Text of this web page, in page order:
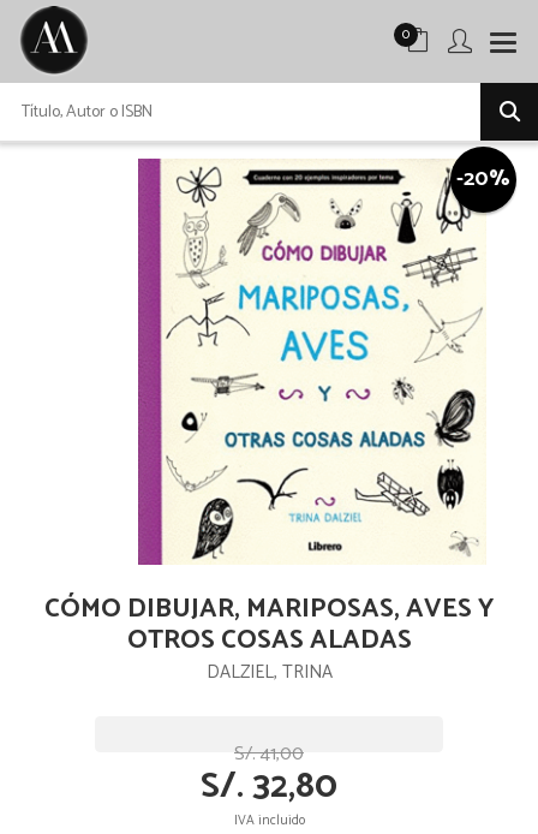
0
-20%
CÓMO DIBUJAR, MARIPOSAS, AVES Y
OTROS COSAS ALADAS
DALZIEL, TRINA
S/. 41,00
S/. 32,80
IVA incluido